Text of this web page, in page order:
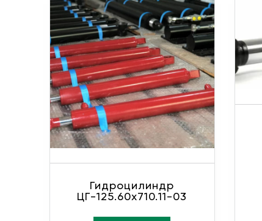
Гидроцилиндр
ЦГ-125.60х710.11-03